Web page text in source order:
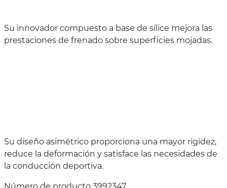
Su innovador compuesto a base de sílice mejora las
prestaciones de frenado sobre superficies mojadas.
Su diseño asimétrico proporciona una mayor rigidez,
reduce la deformación y satisface las necesidades de
la conducción deportiva.